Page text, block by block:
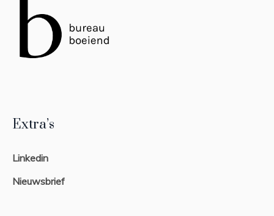
Extra’s
Linkedin
Nieuwsbrief